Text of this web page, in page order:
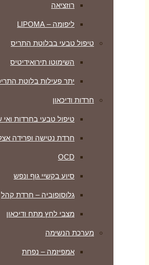
רוזציאה
ליפומה – LIPOMA
טיפול טבעי בבלוטת התריס
השימוטו תירואידיטיס
יתר פעילות בלוטת
חרדות ודיכאון
טיפול טבעי בחרדות
חרדת נטישה ופרידה
OCD
סיוע בקשיי גוף ונפש
גלוסופוביה – חרדת קהל
מצבי לחץ מתח ודיכאון
מערכת הנשימה
אמפיזמה – נפחת